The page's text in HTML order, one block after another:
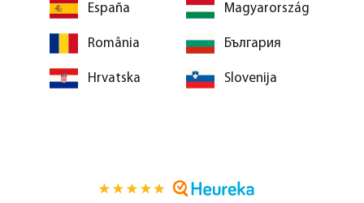
España Magyarország
România България
Hrvatska Slovenija